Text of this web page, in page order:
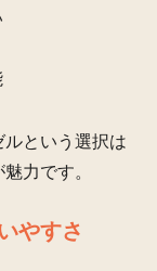
という選択は
力です。
やすさ